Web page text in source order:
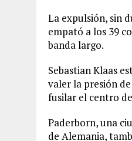
La expulsión, sin
empató a los 39
banda largo.
Sebastian Klaas
valer la presión
fusilar el centro
Paderborn, una
de Alemania,